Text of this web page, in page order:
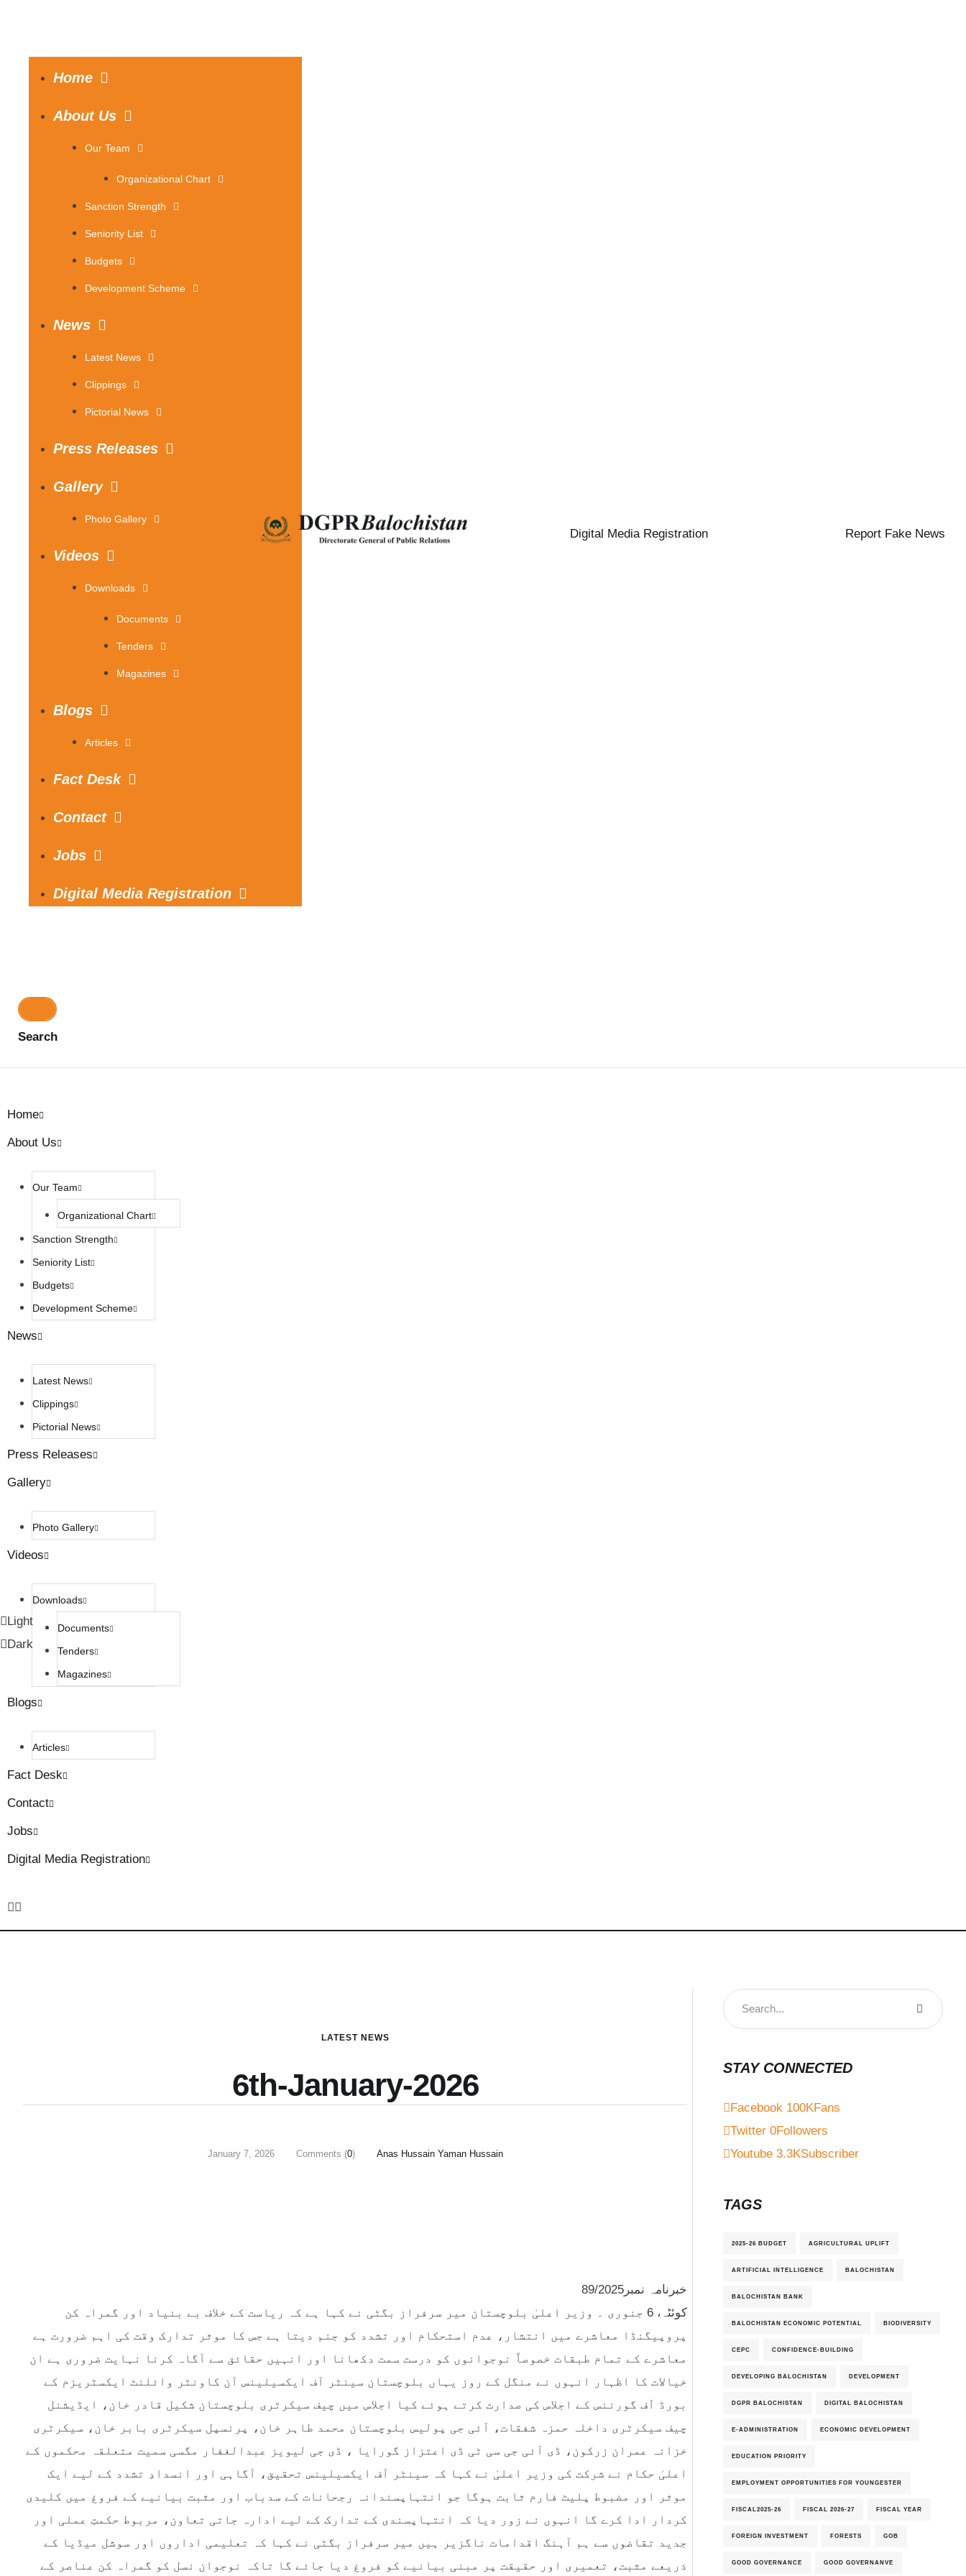
Home
About Us
Our Team
Organizational Chart
Sanction Strength
Seniority List
Budgets
Development Scheme
News
Latest News
Clippings
Pictorial News
Press Releases
Gallery
Photo Gallery
Videos
Downloads
Documents
Tenders
Magazines
Blogs
Articles
Fact Desk
Contact
Jobs
Digital Media Registration
Search
Digital Media Registration Report Fake News
Light
Dark
Home
About Us
Our Team
Organizational Chart
Sanction Strength
Seniority List
Budgets
Development Scheme
News
Latest News
Clippings
Pictorial News
Press Releases
Gallery
Photo Gallery
Videos
Downloads
Documents
Tenders
Magazines
Blogs
Articles
Fact Desk
Contact
Jobs
Digital Media Registration
LATEST NEWS
6th-January-2026
January 7, 2026 Comments (0) Anas Hussain Yaman Hussain
خبرنامہ نمبر89/2025
کوئٹہ، 6 جنوری ۔ وزیر اعلیٰ بلوچستان میر سرفراز بگٹی نے کہا ہے کہ ریاست کے خلاف بے بنیاد اور گمراہ کن
پروپیگنڈا معاشرے میں انتشار، عدم استحکام اور تشدد کو جنم دیتا ہے جس کا موثر تدارک وقت کی اہم ضرورت ہے
معاشرے کے تمام طبقات خصوصاً نوجوانوں کو درست سمت دکھانا اور انہیں حقائق سے آگاہ کرنا نہایت ضروری ہے ان
خیالات کا اظہار انہوں نے منگل کے روز یہاں بلوچستان سینٹر آف ایکسیلینس آن کاونٹر وائلنٹ ایکسٹریزم کے
بورڈ آف گورننس کے اجلاس کی صدارت کرتے ہوئے کیا اجلاس میں چیف سیکرٹری بلوچستان شکیل قادر خان، ایڈیشنل
چیف سیکرٹری داخلہ حمزہ شفقات، آئی جی پولیس بلوچستان محمد طاہر خان، پرنسپل سیکرٹری بابر خان، سیکرٹری
خزانہ عمران زرکون، ڈی آئی جی سی ٹی ڈی اعتزاز گورایا ، ڈی جی لیویز عبدالغفار مگسی سمیت متعلقہ محکموں کے
اعلیٰ حکام نے شرکت کی وزیر اعلیٰ نے کہا کہ سینٹر آف ایکسیلینس تحقیق، آگاہی اور انسدادِ تشدد کے لیے ایک
موثر اور مضبوط پلیٹ فارم ثابت ہوگا جو انتہاپسندانہ رجحانات کے سدباب اور مثبت بیانیے کے فروغ میں کلیدی
کردار ادا کرے گا انہوں نے زور دیا کہ انتہاپسندی کے تدارک کے لیے ادارہ جاتی تعاون، مربوط حکمتِ عملی اور
جدید تقاضوں سے ہم آہنگ اقدامات ناگزیر ہیں میر سرفراز بگٹی نے کہا کہ تعلیمی اداروں اور سوشل میڈیا کے
ذریعے مثبت، تعمیری اور حقیقت پر مبنی بیانیے کو فروغ دیا جائے گا تاکہ نوجوان نسل کو گمراہ کن عناصر کے
STAY CONNECTED
Facebook 100KFans
Twitter 0Followers
Youtube 3.3KSubscriber
TAGS
2025-26 BUDGET AGRICULTURAL UPLIFT
ARTIFICIAL INTELLIGENCE BALOCHISTAN
BALOCHISTAN BANK
BALOCHISTAN ECONOMIC POTENTIAL BIODIVERSITY
CEPC CONFIDENCE-BUILDING
DEVELOPING BALOCHISTAN DEVELOPMENT
DGPR BALOCHISTAN DIGITAL BALOCHISTAN
E-ADMINISTRATION ECONOMIC DEVELOPMENT
EDUCATION PRIORITY
EMPLOYMENT OPPORTUNITIES FOR YOUNGESTER
FISCAL2025-26 FISCAL 2026-27 FISCAL YEAR
FOREIGN INVESTMENT FORESTS GOB
GOOD GOVERNANCE GOOD GOVERNANVE